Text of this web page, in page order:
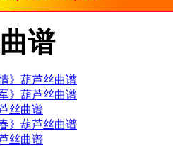
谱
》葫芦丝曲谱
》葫芦丝曲谱
丝曲谱
》葫芦丝曲谱
丝曲谱